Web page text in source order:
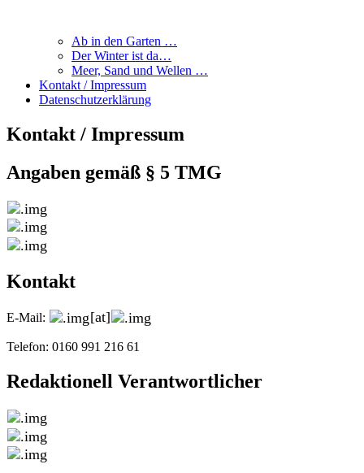
Ab in den Garten …
Der Winter ist da…
Meer, Sand und Wellen …
Kontakt / Impressum
Datenschutzerklärung
Kontakt / Impressum
Angaben gemäß § 5 TMG
Kontakt
E-Mail: [at]
Telefon: 0160 991 216 61
Redaktionell Verantwortlicher